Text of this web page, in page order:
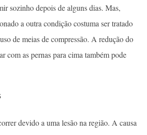
sozinho depois de alguns dias. Mas,
a outra condição costuma ser tratado
de meias de compressão. A redução do
com as pernas para cima também pode
devido a uma lesão na região. A causa